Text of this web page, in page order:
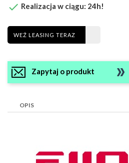
 Realizacja w ciągu: 24h!
WEŹ LEASING TERAZ
Zapytaj o produkt
OPIS